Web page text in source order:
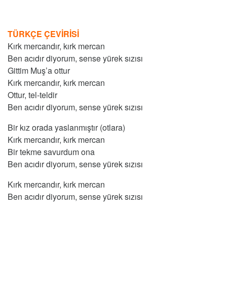
TÜRKÇE ÇEVİRİSİ
Kırk mercandır, kırk mercan
Ben acıdır diyorum, sense yürek sızısı
Gittim Muş’a ottur
Kırk mercandır, kırk mercan
Ottur, tel-teldir
Ben acıdır diyorum, sense yürek sızısı
Bir kız orada yaslanmıştır (otlara)
Kırk mercandır, kırk mercan
Bir tekme savurdum ona
Ben acıdır diyorum, sense yürek sızısı
Kırk mercandır, kırk mercan
Ben acıdır diyorum, sense yürek sızısı